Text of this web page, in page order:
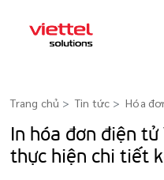
Trang chủ Tin tức Hóa
In hóa đơn điện
thực hiện chi tiết